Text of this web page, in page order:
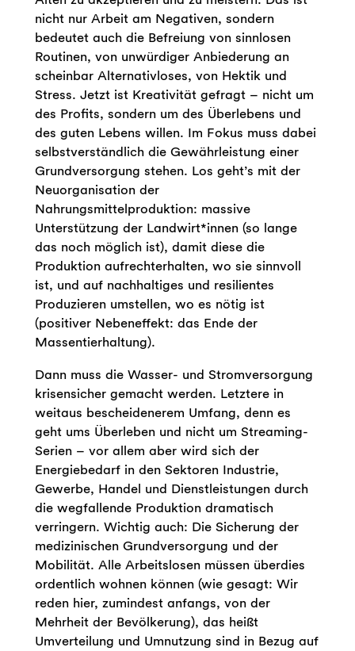
nicht nur Arbeit am Negativen, sondern
bedeutet auch die Befreiung von sinnlosen
Routinen, von unwürdiger Anbiederung an
scheinbar Alternativloses, von Hektik und
Stress. Jetzt ist Kreativität gefragt – nicht um
des Profits, sondern um des Überlebens und
des guten Lebens willen. Im Fokus muss dabei
selbstverständlich die Gewährleistung einer
Grundversorgung stehen. Los geht’s mit der
Neuorganisation der
Nahrungsmittelproduktion: massive
Unterstützung der Landwirt*innen (so lange
das noch möglich ist), damit diese die
Produktion aufrechterhalten, wo sie sinnvoll
ist, und auf nachhaltiges und resilientes
Produzieren umstellen, wo es nötig ist
(positiver Nebeneffekt: das Ende der
Massentierhaltung).
Dann muss die Wasser- und Stromversorgung
krisensicher gemacht werden. Letztere in
weitaus bescheidenerem Umfang, denn es
geht ums Überleben und nicht um Streaming-
Serien – vor allem aber wird sich der
Energiebedarf in den Sektoren Industrie,
Gewerbe, Handel und Dienstleistungen durch
die wegfallende Produktion dramatisch
verringern. Wichtig auch: Die Sicherung der
medizinischen Grundversorgung und der
Mobilität. Alle Arbeitslosen müssen überdies
ordentlich wohnen können (wie gesagt: Wir
reden hier, zumindest anfangs, von der
Mehrheit der Bevölkerung), das heißt
Umverteilung und Umnutzung sind in Bezug auf